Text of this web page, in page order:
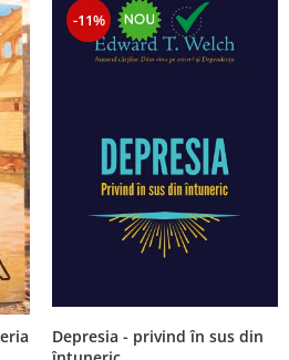
-11%
Depresia - privind în sus din